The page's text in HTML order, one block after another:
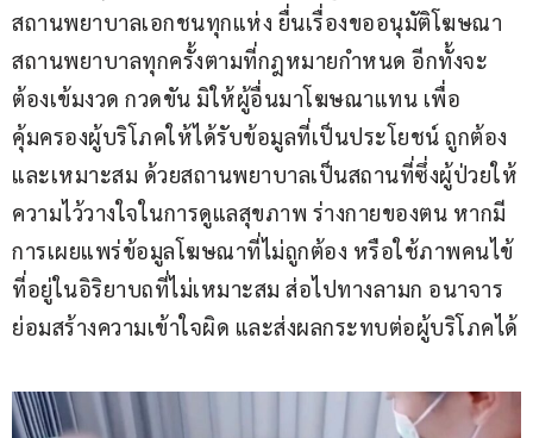
สถานพยาบาลเอกชนทุกแห่ง ยื่นเรื่องขออนุมัติโฆษณา
สถานพยาบาลทุกครั้งตามที่กฎหมายกำหนด อีกทั้งจะ
ต้องเข้มงวด กวดขัน มิให้ผู้อื่นมาโฆษณาแทน เพื่อ
คุ้มครองผู้บริโภคให้ได้รับข้อมูลที่เป็นประโยชน์ ถูกต้อง
และเหมาะสม ด้วยสถานพยาบาลเป็นสถานที่ซึ่งผู้ป่วยให้
ความไว้วางใจในการดูแลสุขภาพ ร่างกายของตน หากมี
การเผยแพร่ข้อมูลโฆษณาที่ไม่ถูกต้อง หรือใช้ภาพคนไข้
ที่อยู่ในอิริยาบถที่ไม่เหมาะสม ส่อไปทางลามก อนาจาร
ย่อมสร้างความเข้าใจผิด และส่งผลกระทบต่อผู้บริโภคได้